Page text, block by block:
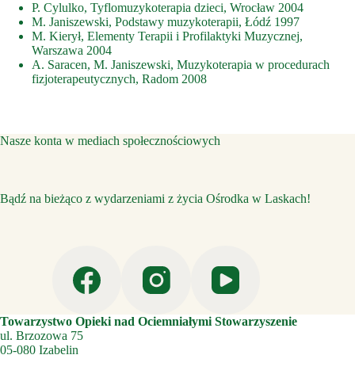
P. Cylulko, Tyflomuzykoterapia dzieci, Wrocław 2004
M. Janiszewski, Podstawy muzykoterapii, Łódź 1997
M. Kierył, Elementy Terapii i Profilaktyki Muzycznej,
Warszawa 2004
A. Saracen, M. Janiszewski, Muzykoterapia w procedurach
fizjoterapeutycznych, Radom 2008
Nasze konta w mediach społecznościowych
Bądź na bieżąco z wydarzeniami z życia Ośrodka w Laskach!
Towarzystwo Opieki nad Ociemniałymi Stowarzyszenie
ul. Brzozowa 75
05-080 Izabelin